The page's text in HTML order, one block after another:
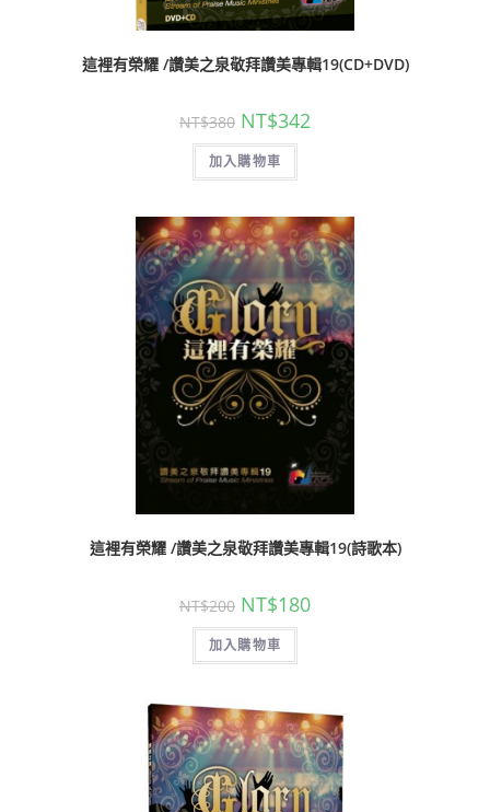
這裡有榮耀 /讚美之泉敬拜讚美專輯19(CD+DVD)
NT$380 NT$342
加入購物車
這裡有榮耀 /讚美之泉敬拜讚美專輯19(詩歌本)
NT$200 NT$180
加入購物車